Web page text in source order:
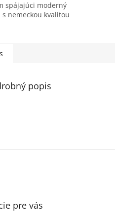
spájajúci moderný
nemeckou kvalitou
popis
pre vás